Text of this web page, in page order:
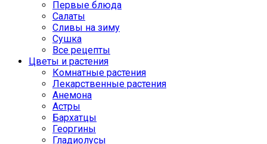
Первые блюда
Салаты
Сливы на зиму
Сушка
Все рецепты
Цветы и растения
Комнатные растения
Лекарственные растения
Анемона
Астры
Бархатцы
Георгины
Гладиолусы